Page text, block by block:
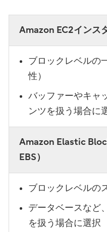
Amazon EC2インス
ブロックレベルの
性）
バッファーやキャ
ンツを扱う場合に
Amazon Elastic
EBS）
ブロックレベルの
データベースなど
を扱う場合に選択